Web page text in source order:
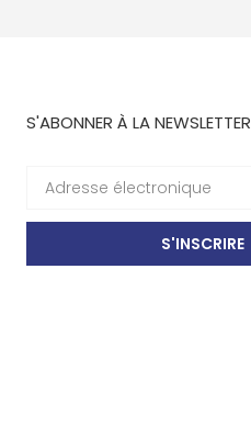
S'ABONNER À LA NEWSLETTER
S'INSCRIRE